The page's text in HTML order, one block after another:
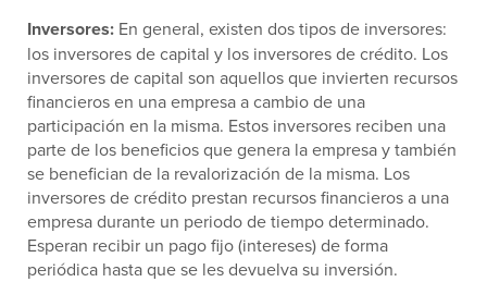
Inversores: En general, existen dos tipos de inversores:
los inversores de capital y los inversores de crédito. Los
inversores de capital son aquellos que invierten recursos
financieros en una empresa a cambio de una
participación en la misma. Estos inversores reciben una
parte de los beneficios que genera la empresa y también
se benefician de la revalorización de la misma. Los
inversores de crédito prestan recursos financieros a una
empresa durante un periodo de tiempo determinado.
Esperan recibir un pago fijo (intereses) de forma
periódica hasta que se les devuelva su inversión.